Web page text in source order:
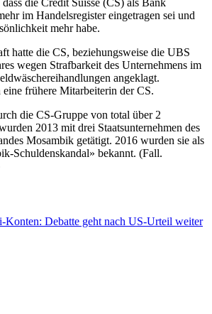
im Handelsregister eingetragen sei und
mehr habe.
hatte die CS, beziehungsweise die UBS
wegen Strafbarkeit des Unternehmens im
angeklagt.
frühere Mitarbeiterin der CS.
die CS-Gruppe von total über 2
2013 mit drei Staatsunternehmen des
Mosambik getätigt. 2016 wurden sie als
Schuldenskandal» bekannt. (Fall.
Debatte geht nach US-Urteil weiter